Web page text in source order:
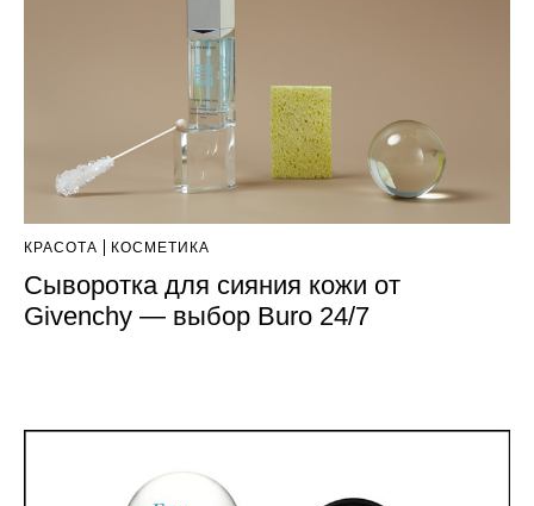
КРАСОТА КОСМЕТИКА
Сыворотка для сияния кожи от
Givenchy — выбор Buro 24/7